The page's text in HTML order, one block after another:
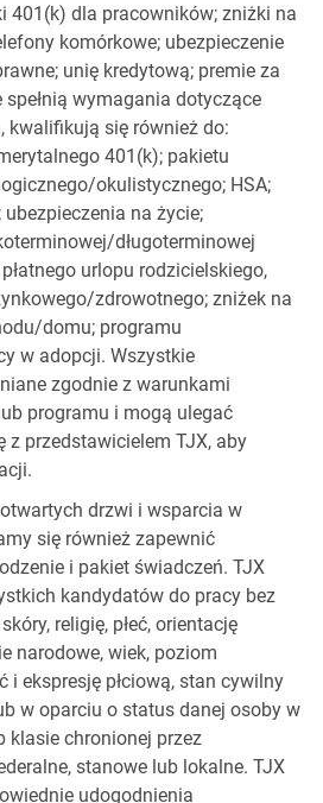
401(k) dla pracowników; zniżki na
komórkowe; ubezpieczenie
unię kredytową; premie za
spełnią wymagania dotyczące
kwalifikują się również do:
401(k); pakietu
okulistycznego; HSA;
na życie;
długoterminowej
urlopu rodzicielskiego,
zdrowotnego; zniżek na
domu; programu
w adopcji. Wszystkie
zgodnie z warunkami
programu i mogą ulegać
z przedstawicielem TJX, aby
drzwi i wsparcia w
się również zapewnić
i pakiet świadczeń. TJX
kandydatów do pracy bez
religię, płeć, orientację
narodowe, wiek, poziom
i ekspresję płciową, stan cywilny
w oparciu o status danej osoby w
klasie chronionej przez
stanowe lub lokalne. TJX
udogodnienia